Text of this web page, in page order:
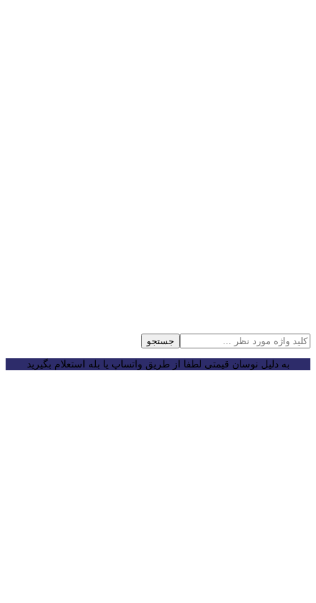
جستجو
به دلیل نوسان قیمتی لطفا از طریق واتساپ یا بله استعلام بگیرید